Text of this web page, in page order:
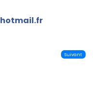
hotmail.fr
Suivant